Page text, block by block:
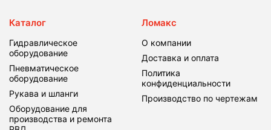
Каталог
Гидравлическое
оборудование
Пневматическое
оборудование
Рукава и шланги
Оборудование для
производства и ремонта
Ломакс
О компании
Доставка и оплата
Политика
конфиденциальности
Производство по чертежам